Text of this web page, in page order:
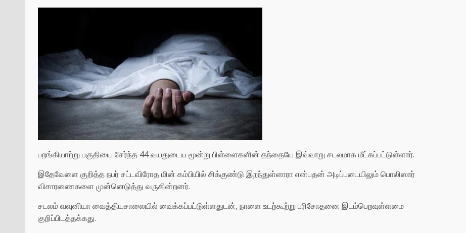
பறங்கியாற்று பகுதியை சேர்ந்த 44 வயதுடைய மூன்று பிள்ளைகளின் தந்தையே இவ்வாறு சடலமாக மீட்கப்பட்டுள்ளார்.
இதேவேளை குறித்த நபர் சட்டவிரோத மின் கம்பியில் சிக்குண்டு இறந்துள்ளாரா என்பதன் அடிப்படையிலும் பொலிஸார்
விசாரணைகளை முன்னெடுத்து வருகின்றனர்.
சடலம் வவுனியா வைத்தியசாலையில் வைக்கப்பட்டுள்ளதுடன், நாளை உடற்கூற்று பரிசோதனை இடம்பெறவுள்ளமை
குறிப்பிடத்தக்கது.